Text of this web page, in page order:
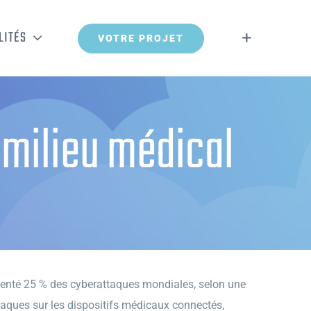
VOTRE PROJET
médical
25 % des cyberattaques mondiales, selon une
sur les dispositifs médicaux connectés,